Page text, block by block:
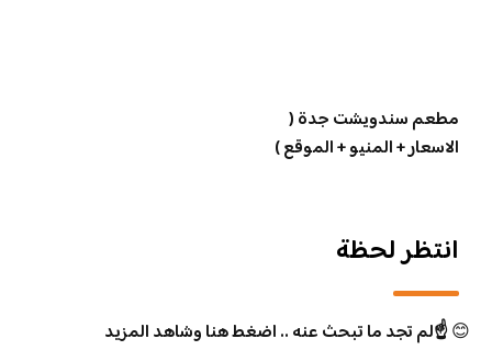
مطعم سندويشت جدة (
الاسعار + المنيو + الموقع )
انتظر لحظة
😊☝️لم تجد ما تبحث عنه .. اضغط هنا وشاهد المزيد